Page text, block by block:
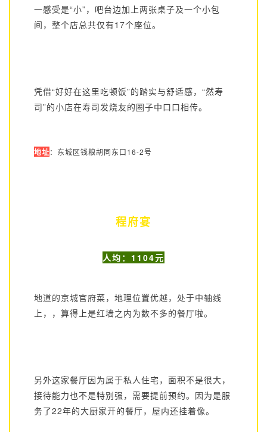
一感受是“小”，吧台边加上两张桌子及一个小包
间，整个店总共仅有17个座位。
凭借“好好在这里吃顿饭”的踏实与舒适感，“然寿
司”的小店在寿司发烧友的圈子中口口相传。
地址：东城区钱粮胡同东口16-2号
程府宴
人均：1104元
地道的京城官府菜，地理位置优越，处于中轴线
上，，算得上是红墙之内为数不多的餐厅啦。
另外这家餐厅因为属于私人住宅，面积不是很大，
接待能力也不是特别强，需要提前预约。因为是服
务了22年的大厨家开的餐厅，屋内还挂着像。